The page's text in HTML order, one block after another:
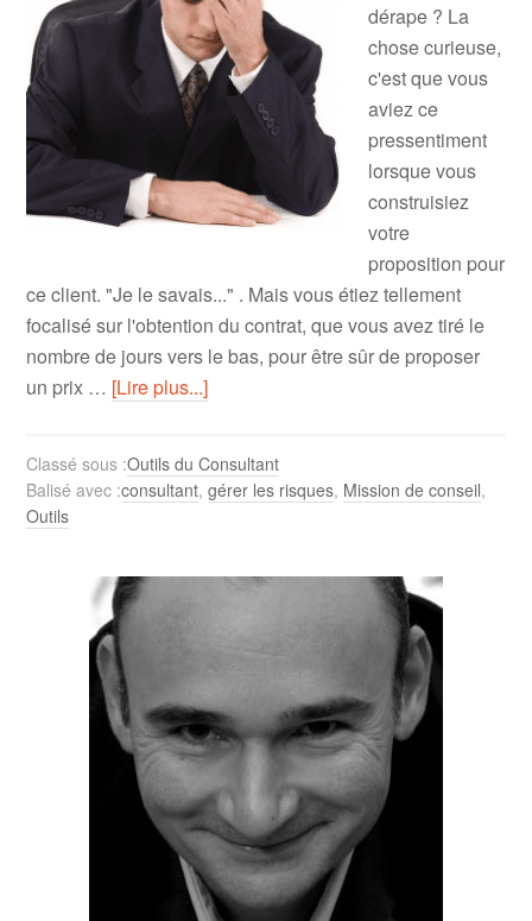
dérape ? La
chose curieuse,
c'est que vous
aviez ce
pressentiment
lorsque vous
construisiez
votre
proposition pour
ce client. "Je le savais..." . Mais vous étiez tellement
focalisé sur l'obtention du contrat, que vous avez tiré le
nombre de jours vers le bas, pour être sûr de proposer
un prix … [Lire plus...]
Classé sous :Outils du Consultant
Balisé avec :consultant,gérer les risques, Mission de conseil,
Outils